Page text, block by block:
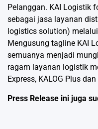
Pelanggan. KAI Logistik
sebagai jasa layanan
logistics solution) melalui
Mengusung tagline KAI
semuanya menjadi
ragam layanan logistik
Express, KALOG Plus dan
Press Release ini juga